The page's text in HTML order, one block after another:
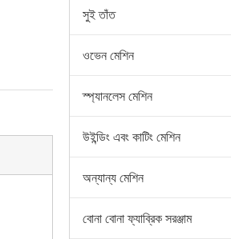
সুই তাঁত
ওভেন মেশিন
স্প্যানলেস মেশিন
উইন্ডিং এবং কাটিং মেশিন
অন্যান্য মেশিন
বোনা বোনা ফ্যাব্রিক সরঞ্জাম